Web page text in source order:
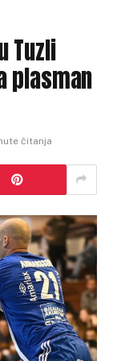
Tuzli
plasman
čitanja